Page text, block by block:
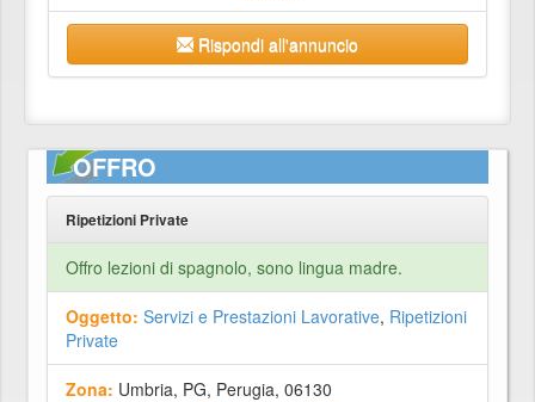
Rispondi all'annuncio
OFFRO
Ripetizioni Private
Offro lezioni di spagnolo, sono lingua madre.
Oggetto: Servizi e Prestazioni Lavorative, Ripetizioni
Private
Zona: Umbria, PG, Perugia, 06130